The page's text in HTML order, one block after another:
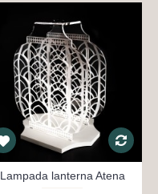
Lampada lanterna Atena